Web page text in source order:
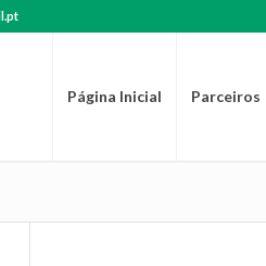
Página Inicial Parceiros